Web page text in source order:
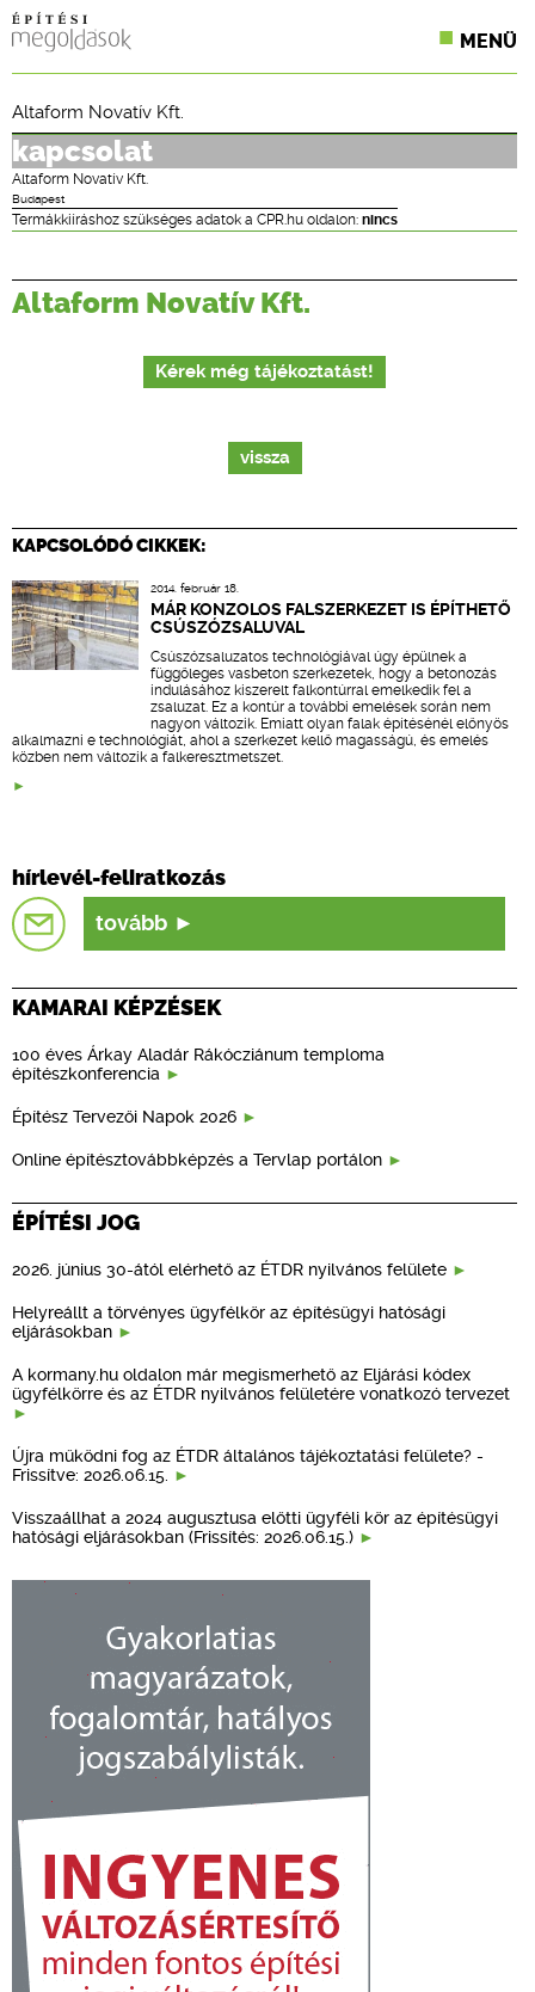
MENÜ
ONLINE KÉPZÉSEK
TERVEZÉSI SEGÉDLETEK
Altaform Novatív Kft.
kapcsolat
Altaform Novatív Kft.
Budapest
Termákkiíráshoz szükséges adatok a CPR.hu oldalon: nincs
Altaform Novatív Kft.
Kérek még tájékoztatást!
vissza
KAPCSOLÓDÓ CIKKEK:
2014. február 18.
MÁR KONZOLOS FALSZERKEZET IS ÉPÍTHETŐ
CSÚSZÓZSALUVAL
Csúszózsaluzatos technológiával úgy épülnek a
függőleges vasbeton szerkezetek, hogy a betonozás
indulásához kiszerelt falkontúrral emelkedik fel a
zsaluzat. Ez a kontúr a további emelések során nem
nagyon változik. Emiatt olyan falak építésénél előnyös
alkalmazni e technológiát, ahol a szerkezet kellő magasságú, és emelés
közben nem változik a falkeresztmetszet.
hírlevél-feliratkozás
tovább
KAMARAI KÉPZÉSEK
100 éves Árkay Aladár Rákócziánum temploma
építészkonferencia
Építész Tervezői Napok 2026
Online építésztovábbképzés a Tervlap portálon
ÉPÍTÉSI JOG
2026. június 30-ától elérhető az ÉTDR nyilvános felülete
Helyreállt a törvényes ügyfélkör az építésügyi hatósági
eljárásokban
A kormany.hu oldalon már megismerhető az Eljárási kódex
ügyfélkörre és az ÉTDR nyilvános felületére vonatkozó tervezet
Újra működni fog az ÉTDR általános tájékoztatási felülete? -
Frissítve: 2026.06.15.
Visszaállhat a 2024 augusztusa előtti ügyféli kör az építésügyi
hatósági eljárásokban (Frissítés: 2026.06.15.)